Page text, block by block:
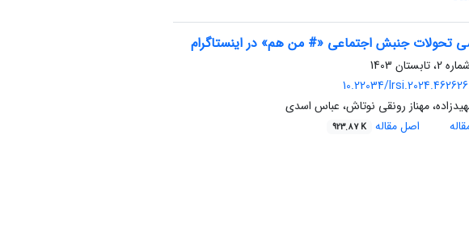
تحولات جنبش اجتماعی «# من هم» در اینستاگرام
10.22034/
مهناز رونقی نوتاش، عباس اسدی
اصل مقاله 923.87 K